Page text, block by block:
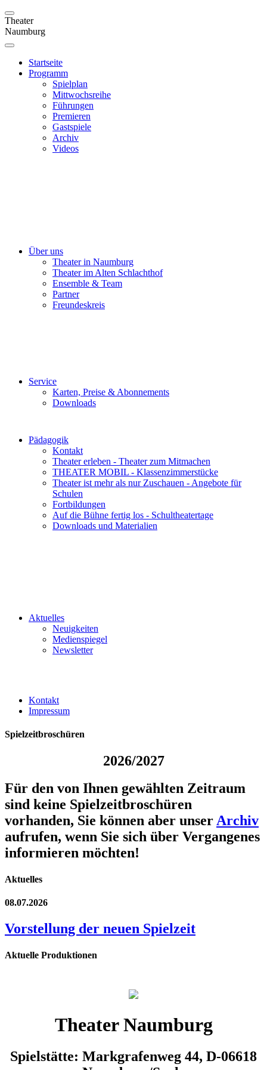
Theater
Naumburg
Startseite
Programm
Spielplan
Mittwochsreihe
Führungen
Premieren
Gastspiele
Archiv
Videos
Über uns
Theater in Naumburg
Theater im Alten Schlachthof
Ensemble & Team
Partner
Freundeskreis
Service
Karten, Preise & Abonnements
Downloads
Pädagogik
Kontakt
Theater erleben - Theater zum Mitmachen
THEATER MOBIL - Klassenzimmerstücke
Theater ist mehr als nur Zuschauen - Angebote für
Schulen
Fortbildungen
Auf die Bühne fertig los - Schultheatertage
Downloads und Materialien
Aktuelles
Neuigkeiten
Medienspiegel
Newsletter
Kontakt
Impressum
Spielzeitbroschüren
2026/2027
Für den von Ihnen gewählten Zeitraum
sind keine Spielzeitbroschüren
vorhanden, Sie können aber unserArchiv
aufrufen, wenn Sie sich über Vergangenes
informieren möchten!
Aktuelles
08.07.2026
Vorstellung der neuen Spielzeit
Aktuelle Produktionen
Theater Naumburg
Spielstätte: Markgrafenweg 44, D-06618